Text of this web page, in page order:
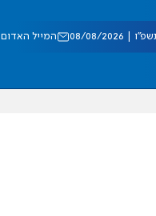
08/2026 המייל האדום